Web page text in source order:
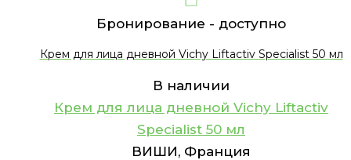
Бронирование - доступно
Крем для лица дневной Vichy Liftactiv Specialist 50 мл
В наличии
Крем для лица дневной Vichy Liftactiv
Specialist 50 мл
ВИШИ, Франция